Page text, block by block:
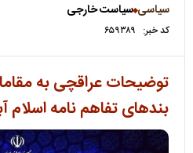
سیاسی سیاست خارجی
کد خبر: ۶۵۹۳۸۹
توضیحات عراقچی به
بندهای تفاهم نامه اسلام